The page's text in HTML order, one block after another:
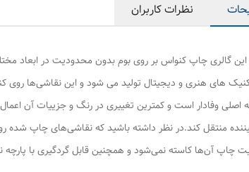
نظرات کاربران
گالری چاپ کنواس بر روی بوم بدون محدودیت در ابعاد
های هنری و دیجیتال تولید می شود و این نقاشی‌ها روی
اصلی وفادار است و کمترین تغییری در رنگ و جزییات آن
منتقل کند.در نظر داشته باشید که نقاشی‌های چاپ شده
چاپ آن‌ها کاسته نمی‌شود و همچنین قابل گردگیری با پارچه